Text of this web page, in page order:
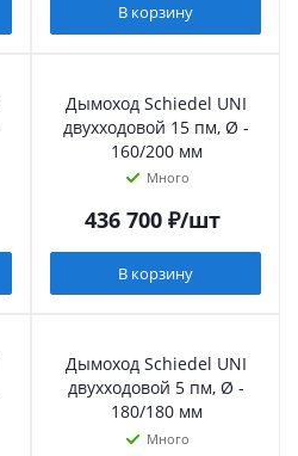
В корзину
Дымоход Schiedel UNI
двухходовой 15 пм, Ø -
160/200 мм
Много
436 700₽/шт
В корзину
Дымоход Schiedel UNI
двухходовой 5 пм, Ø -
180/180 мм
Много